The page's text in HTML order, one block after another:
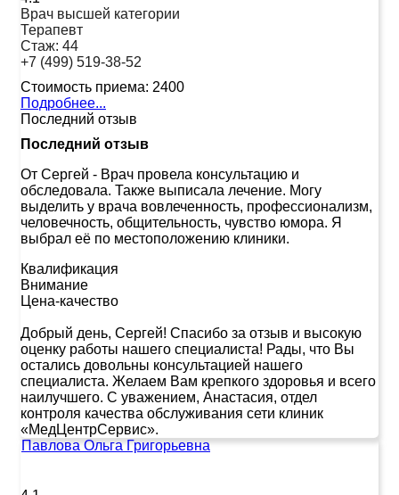
Врач высшей категории
Терапевт
Стаж: 44
+7 (499) 519-38-52
Стоимость приема: 2400
Подробнее...
Последний отзыв
Последний отзыв
От Сергей - Врач провела консультацию и
обследовала. Также выписала лечение. Могу
выделить у врача вовлеченность, профессионализм,
человечность, общительность, чувство юмора. Я
выбрал её по местоположению клиники.
Квалификация
Внимание
Цена-качество
Добрый день, Сергей! Спасибо за отзыв и высокую
оценку работы нашего специалиста! Рады, что Вы
остались довольны консультацией нашего
специалиста. Желаем Вам крепкого здоровья и всего
наилучшего. С уважением, Анастасия, отдел
контроля качества обслуживания сети клиник
«МедЦентрСервис».
Павлова Ольга Григорьевна